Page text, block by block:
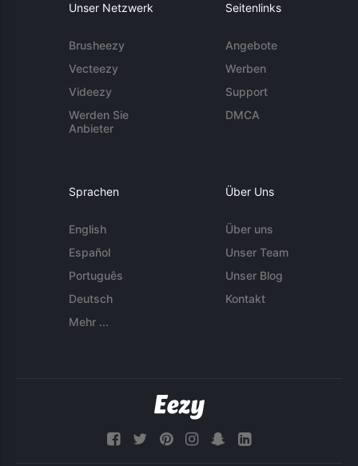
Unser Netzwerk
Brusheezy
Vecteezy
Videezy
Werden Sie
Anbieter
Seitenlinks
Angebote
Werben
Support
DMCA
Sprachen
English
Español
Português
Deutsch
Mehr ...
Über Uns
Über uns
Unser Team
Unser Blog
Kontakt